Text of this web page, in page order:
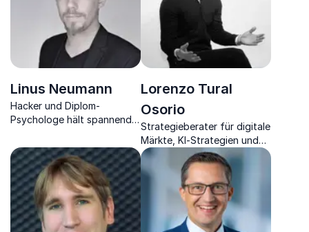
Linus Neumann
Hacker und Diplom-
Psychologe hält spannende
Cybersicherheit, Netzpolitik
und Digitalisierung.
Lorenzo Tural
Osorio
Strategieberater für digitale
Märkte, KI-Strategien und
klare Entscheidungen in
komplexen Zeiten